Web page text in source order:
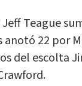
Jeff Teague
anotó 22 por
del escolta